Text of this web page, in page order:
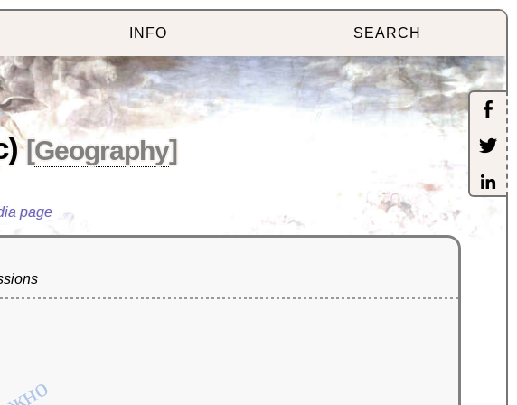
INFO SEARCH
[Geography]
page